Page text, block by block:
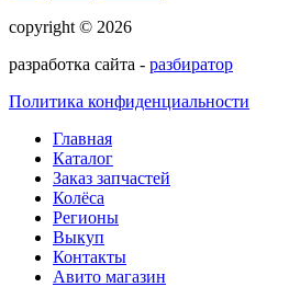
copyright © 2026
разработка сайта - разбиратор
Политика конфиденциальности
Главная
Каталог
Заказ запчастей
Колёса
Регионы
Выкуп
Контакты
Авито магазин